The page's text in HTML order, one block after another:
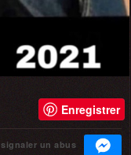
Enregistrer
signaler un abus